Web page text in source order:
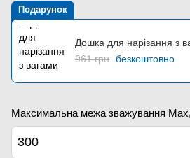
Подарунок
Дошка для нарізання з
961 грн безкоштовно
Максимальна межа зважування Мах,
300